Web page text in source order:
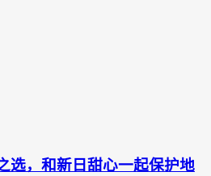
选，和新日甜心一起保护地